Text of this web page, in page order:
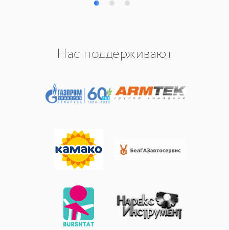
Нас поддерживают